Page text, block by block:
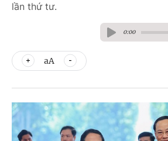
lần thứ tư.
0:00
aA